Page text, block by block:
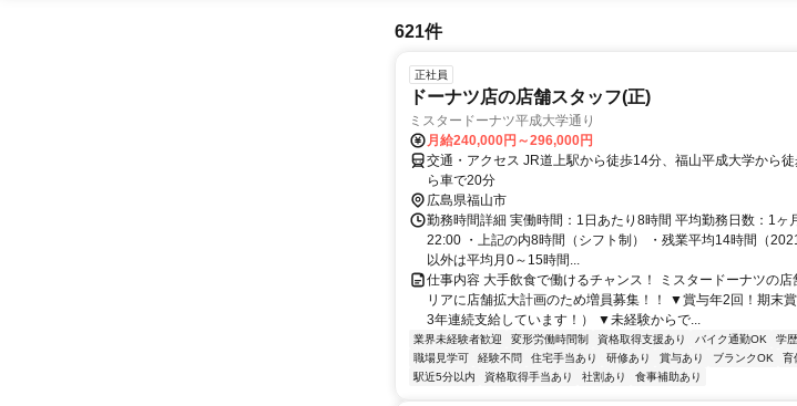
621件
正社員
ドーナツ店の店舗スタッフ(正)
ミスタードーナツ平成大学通り
月給240,000円～296,000円
交通・アクセス JR道上駅から徒歩14分、福山平成大学から
ら車で20分
広島県福山市
勤務時間詳細 実働時間：1日あたり8時間 平均勤務日数：1ヶ
22:00 ・上記の内8時間（シフト制） ・残業平均14時間（
以外は平均月0～15時間...
仕事内容 大手飲食で働けるチャンス！ ミスタードーナツの店
リアに店舗拡大計画のため増員募集！！ ▼賞与年2回！期末
3年連続支給しています！） ▼未経験からで...
業界未経験者歓迎 変形労働時間制 資格取得支援あり バイク通勤OK 学
職場見学可
経験不問 住宅手当あり 研修あり 賞与あり ブランクOK 育
駅近5分以内
資格取得手当あり 社割あり 食事補助あり